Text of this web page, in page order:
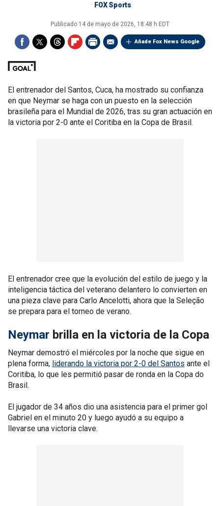
FOX Sports
Publicado 14 de mayo de 2026, 18:48 h EDT
Añade Fox News Google
El entrenador del Santos, Cuca, ha mostrado su confianza
en que Neymar se haga con un puesto en la selección
brasileña para el Mundial de 2026, tras su gran actuación en
la victoria por 2-0 ante el Coritiba en la Copa de Brasil.
El entrenador cree que la evolución del estilo de juego y la
inteligencia táctica del veterano delantero lo convierten en
una pieza clave para Carlo Ancelotti, ahora que la Seleção
se prepara para el torneo de verano.
Neymar brilla en la victoria de la Copa
Neymar demostró el miércoles por la noche que sigue en
plena forma, liderando la victoria por 2-0 del Santos ante el
Coritiba, lo que les permitió pasar de ronda en la Copa do
Brasil.
El jugador de 34 años dio una asistencia para el primer gol
Gabriel en el minuto 20 y luego ayudó a su equipo a
llevarse una victoria clave.